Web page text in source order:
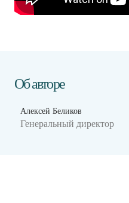
Об авторе
Алексей Беликов
Генеральный директор